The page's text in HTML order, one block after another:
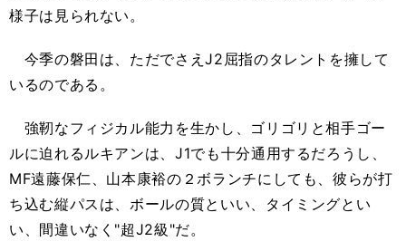
様子は見られない。
今季の磐田は、ただでさえJ2屈指のタレントを擁して
いるのである。
強靭なフィジカル能力を生かし、ゴリゴリと相手ゴー
ルに迫れるルキアンは、J1でも十分通用するだろうし、
MF遠藤保仁、山本康裕の２ボランチにしても、彼らが打
ち込む縦パスは、ボールの質といい、タイミングとい
い、間違いなく"超J2級"だ。